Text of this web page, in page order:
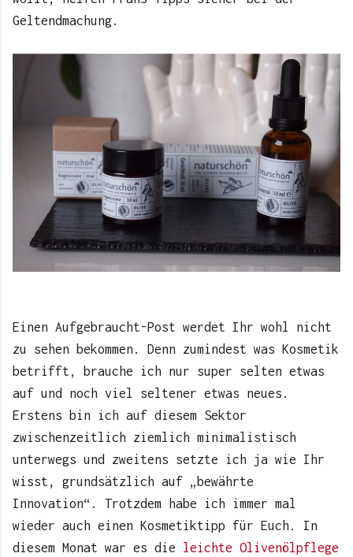
Geltendmachung.
Einen Aufgebraucht-Post werdet Ihr wohl nicht
zu sehen bekommen. Denn zumindest was Kosmetik
betrifft, brauche ich nur super selten etwas
auf und noch viel seltener etwas neues.
Erstens bin ich auf diesem Sektor
zwischenzeitlich ziemlich minimalistisch
unterwegs und zweitens setzte ich ja wie Ihr
wisst, grundsätzlich auf „bewährte
Innovation“. Trotzdem habe ich immer mal
wieder auch einen Kosmetiktipp für Euch. In
diesem Monat war es die leichte Olivenölpflege